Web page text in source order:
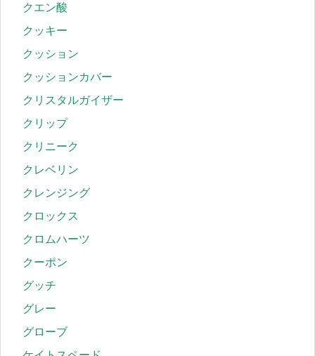
クエン酸
クッキー
クッション
クッションカバー
クリスタルガイザー
クリップ
クリニーク
クレベリン
クレンジング
クロックス
クロムハーツ
クーポン
グッチ
グレー
グローブ